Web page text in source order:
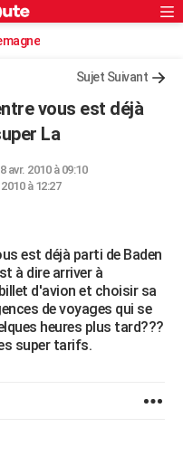
Sujet Suivant
vous est déjà
La
avr. 2010 à 09:10
à 12:27
est déjà parti de Baden
à dire arriver à
d'avion et choisir sa
de voyages qui se
heures plus tard???
super tarifs.